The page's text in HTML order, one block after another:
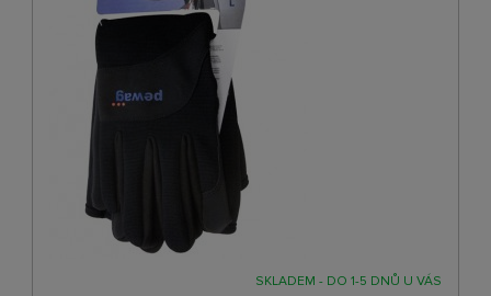
SKLADEM - DO 1-5 DNŮ U VÁS